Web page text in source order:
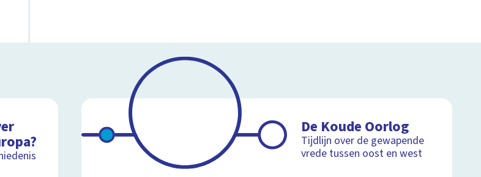
De Koude Oorlog
Tijdlijn over de gewapende
vrede tussen oost en west